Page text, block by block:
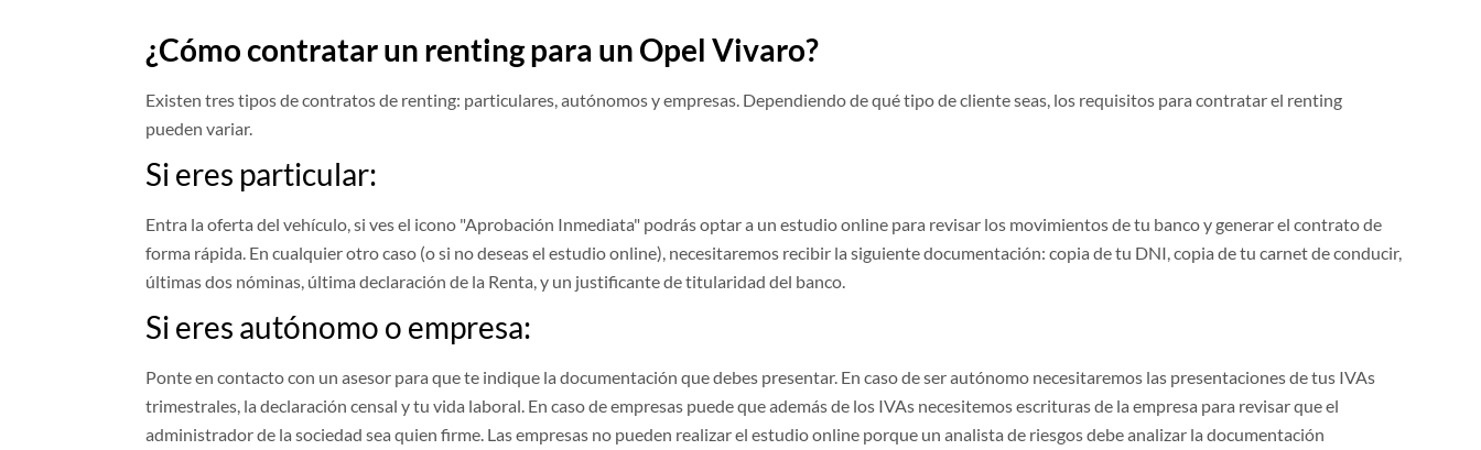
¿Cómo contratar un renting para un Opel Vivaro?
Existen tres tipos de contratos de renting: particulares, autónomos y empresas. Dependiendo de qué tipo de cliente seas, los requisitos para contratar el renting
pueden variar.
Si eres particular:
Entra la oferta del vehículo, si ves el icono "Aprobación Inmediata" podrás optar a un estudio online para revisar los movimientos de tu banco y generar el contrato de
forma rápida. En cualquier otro caso (o si no deseas el estudio online), necesitaremos recibir la siguiente documentación: copia de tu DNI, copia de tu carnet de conducir,
últimas dos nóminas, última declaración de la Renta, y un justificante de titularidad del banco.
Si eres autónomo o empresa:
Ponte en contacto con un asesor para que te indique la documentación que debes presentar. En caso de ser autónomo necesitaremos las presentaciones de tus IVAs
trimestrales, la declaración censal y tu vida laboral. En caso de empresas puede que además de los IVAs necesitemos escrituras de la empresa para revisar que el
administrador de la sociedad sea quien firme. Las empresas no pueden realizar el estudio online porque un analista de riesgos debe analizar la documentación